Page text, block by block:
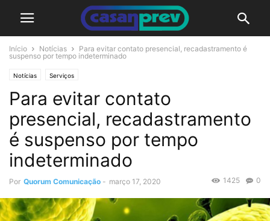
Início Notícias
Para evitar contato presencial, recadastramento é
suspenso por tempo indeterminado
Notícias Serviços
Para evitar contato
presencial, recadastramento
é suspenso por tempo
indeterminado
Por Quorum Comunicação - março 17, 2020 0
1425